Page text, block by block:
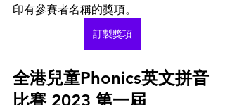
印有參賽者名稱的獎項。
訂製獎項
全港兒童Phonics英文拼音
比賽 2023 第一屆